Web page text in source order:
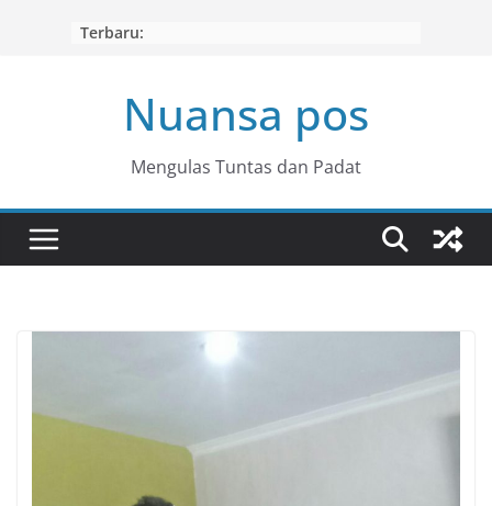
Terbaru:
Nuansa pos
Mengulas Tuntas dan Padat